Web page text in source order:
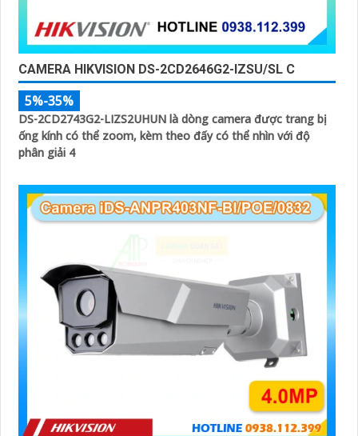
CAMERA HIKVISION DS-2CD2646G2-IZSU/SL C
5%-35%
DS-2CD2743G2-LIZS2UHUN là dòng camera được trang bị
ống kính có thể zoom, kèm theo đấy có thể nhìn với độ
phân giải 4